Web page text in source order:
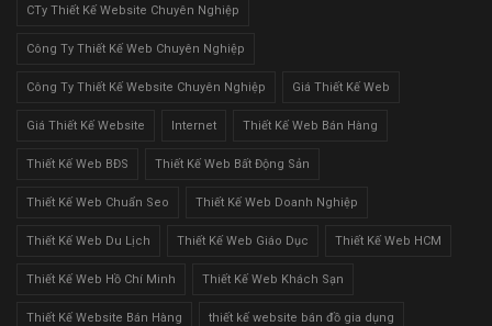
CTy Thiết Kế Website Chuyên Nghiệp
Công Ty Thiết Kế Web Chuyên Nghiệp
Công Ty Thiết Kế Website Chuyên Nghiệp Giá Thiết Kế Web
Giá Thiết Kế Website Internet Thiết Kế Web Bán Hàng
Thiết Kế Web BĐS Thiết Kế Web Bất Động Sản
Thiết Kế Web Chuẩn Seo Thiết Kế Web Doanh Nghiệp
Thiết Kế Web Du Lịch Thiết Kế Web Giáo Dục Thiết Kế Web HCM
Thiết Kế Web Hồ Chí Minh Thiết Kế Web Khách Sạn
Thiết Kế Website Bán Hàng thiết kế website bán đồ gia dụng